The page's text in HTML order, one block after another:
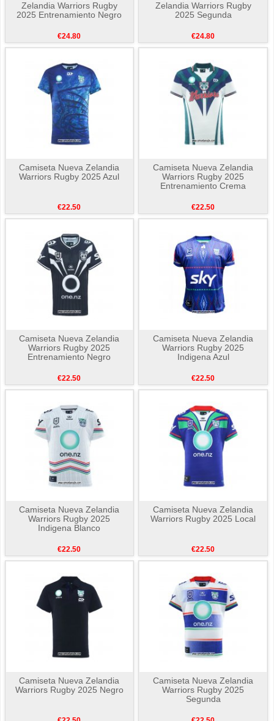
Zelandia Warriors Rugby
2025 Entrenamiento Negro
€24.80
Zelandia Warriors Rugby
2025 Segunda
€24.80
Camiseta Nueva Zelandia
Warriors Rugby 2025 Azul
€22.50
Camiseta Nueva Zelandia
Warriors Rugby 2025
Entrenamiento Crema
€22.50
Camiseta Nueva Zelandia
Warriors Rugby 2025
Entrenamiento Negro
€22.50
Camiseta Nueva Zelandia
Warriors Rugby 2025
Indigena Azul
€22.50
Camiseta Nueva Zelandia
Warriors Rugby 2025
Indigena Blanco
€22.50
Camiseta Nueva Zelandia
Warriors Rugby 2025 Local
€22.50
Camiseta Nueva Zelandia
Warriors Rugby 2025 Negro
Camiseta Nueva Zelandia
Warriors Rugby 2025
Segunda